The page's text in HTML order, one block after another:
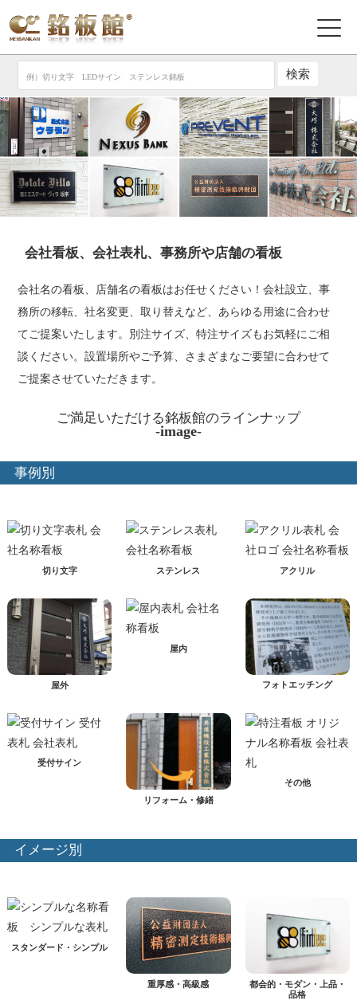
会社看板、会社表札、事務所や店舗の看板
会社名の看板、店舗名の看板はお任せください！会社設立、事
務所の移転、社名変更、取り替えなど、あらゆる用途に合わせ
てご提案いたします。別注サイズ、特注サイズもお気軽にご相
談ください。設置場所やご予算、さまざまなご要望に合わせて
ご提案させていただきます。
ご満足いただける銘板館のラインナップ
-image-
事例別
切り文字 ステンレス アクリル
屋外
屋内
フォトエッチング
受付サイン
リフォーム・修繕
その他
イメージ別
スタンダード・シンプル
重厚感・高級感
都会的・モダン・上品・
品格